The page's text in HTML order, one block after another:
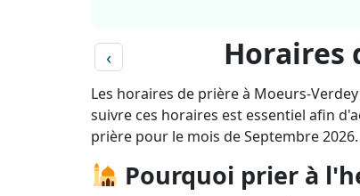
‹ Horaires
Les horaires de prière à Moeurs-
suivre ces horaires est essentiel afin
prière pour le mois de Septembre 2026.
Pourquoi prier à